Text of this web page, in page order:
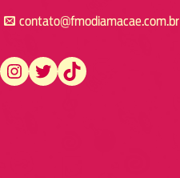
contato@fmodiamacae.com.br
https://www.instagram.com/fmodia.macae/ https://twitter.com/fmodia.macae/ https://www.tiktok.com/@fmodia.macae